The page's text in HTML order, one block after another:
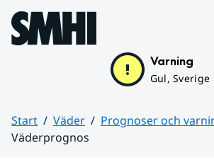
Hoppa till sidans innehåll
Varning
Gul, Sverige
Start Väder
Prognoser och
Väderprognos